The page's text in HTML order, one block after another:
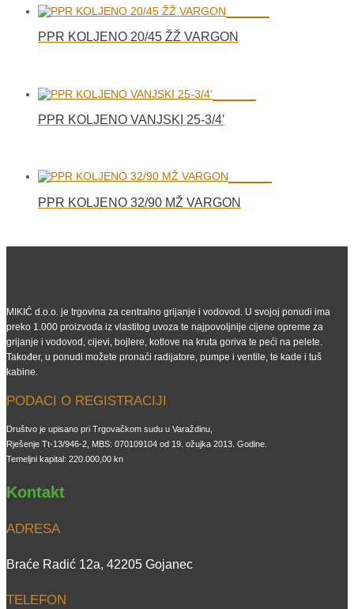
PPR KOLJENO 20/45 ŽŽ VARGON
PPR KOLJENO VANJSKI 25-3/4′
PPR KOLJENO 32/90 MŽ VARGON
MIKIĆ d.o.o. je trgovina za centralno grijanje i vodovod. U svojoj ponudi ima
preko 1.000 proizvoda iz vlastitog uvoza te najpovoljnije cijene opreme za
grijanje i vodovod, cijevi, bojlere, kotlove na kruta goriva te peći na pelete.
Također, u ponudi možete pronaći radijatore, pumpe i ventile, te kade i tuš
kabine.
PODACI O REGISTRACIJI
Društvo je upisano pri Trgovačkom sudu u Varaždinu,
Rješenje Tt-13/946-2, MBS: 070109104 od 19. ožujka 2013. Godine.
Temeljni kapital: 220.000,00 kn
Kontakt
ADRESA
Braće Radić 12a, 42205 Gojanec
TELEFON